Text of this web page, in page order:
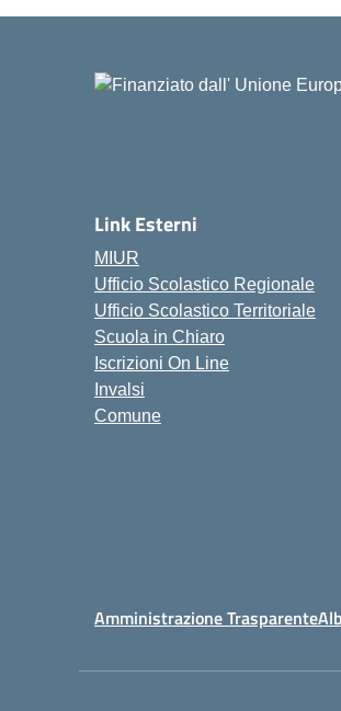
Link Esterni
MIUR
Ufficio Scolastico Regionale
Ufficio Scolastico Territoriale
Scuola in Chiaro
Iscrizioni On Line
Invalsi
Comune
Amministrazione Trasparente